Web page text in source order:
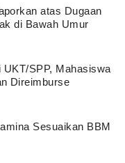
atas Dugaan
di Bawah Umur
SPP, Mahasiswa
Direimburse
Sesuaikan BBM